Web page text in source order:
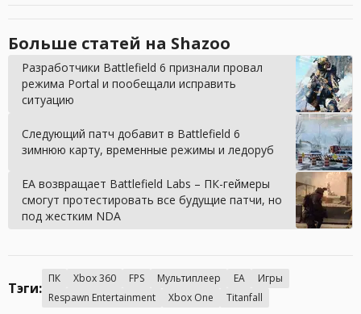
Больше статей на Shazoo
Разработчики Battlefield 6 признали провал
режима Portal и пообещали исправить
ситуацию
Следующий патч добавит в Battlefield 6
зимнюю карту, временные режимы и ледоруб
EA возвращает Battlefield Labs – ПК-геймеры
смогут протестировать все будущие патчи, но
под жестким NDA
Тэги:
ПК Xbox 360 FPS Мультиплеер EA
Игры
Respawn Entertainment
Xbox One Titanfall